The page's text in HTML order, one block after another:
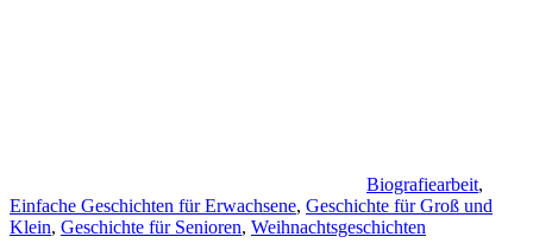
Biografiearbeit,
Einfache Geschichten für Erwachsene, Geschichte für Groß und
Klein, Geschichte für Senioren, Weihnachtsgeschichten